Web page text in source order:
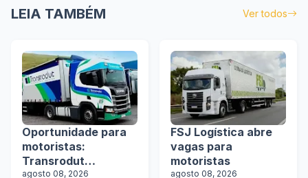
LEIA TAMBÉM Ver todos
Oportunidade para
motoristas:
Transrodut
Transportes abre
agosto 08, 2026
FSJ Logística abre
vagas para
motoristas
agosto 08, 2026